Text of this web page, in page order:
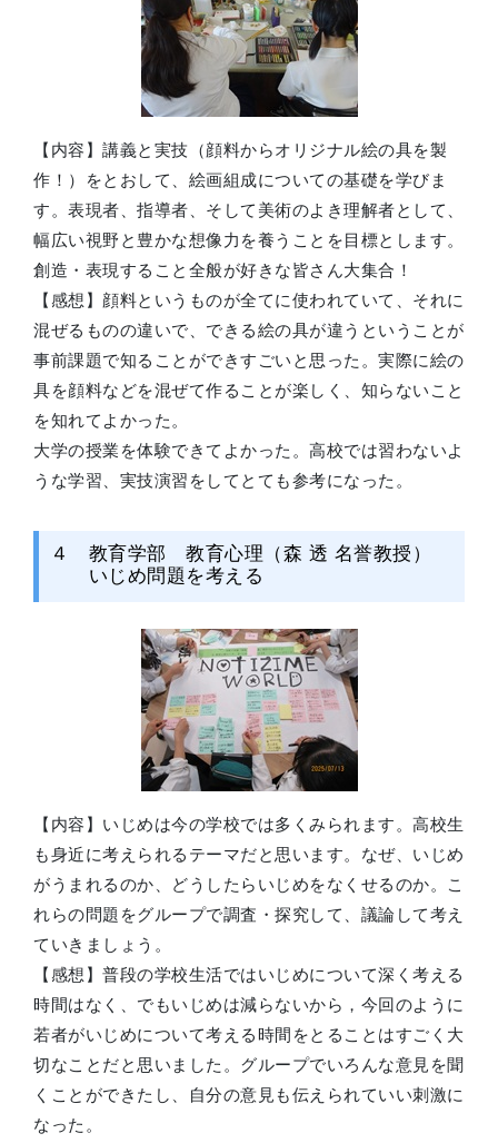
【内容】講義と実技（顔料からオリジナル絵の具を製
作！）をとおして、絵画組成についての基礎を学びま
す。表現者、指導者、そして美術のよき理解者として、
幅広い視野と豊かな想像力を養うことを目標とします。
創造・表現すること全般が好きな皆さん大集合！
【感想】顔料というものが全てに使われていて、それに
混ぜるものの違いで、できる絵の具が違うということが
事前課題で知ることができすごいと思った。実際に絵の
具を顔料などを混ぜて作ることが楽しく、知らないこと
を知れてよかった。
大学の授業を体験できてよかった。高校では習わないよ
うな学習、実技演習をしてとても参考になった。
４ 教育学部 教育心理（森 透 名誉教授）
いじめ問題を考える
【内容】いじめは今の学校では多くみられます。高校生
も身近に考えられるテーマだと思います。なぜ、いじめ
がうまれるのか、どうしたらいじめをなくせるのか。こ
れらの問題をグループで調査・探究して、議論して考え
ていきましょう。
【感想】普段の学校生活ではいじめについて深く考える
時間はなく、でもいじめは減らないから，今回のように
若者がいじめについて考える時間をとることはすごく大
切なことだと思いました。グループでいろんな意見を聞
くことができたし、自分の意見も伝えられていい刺激に
なった。